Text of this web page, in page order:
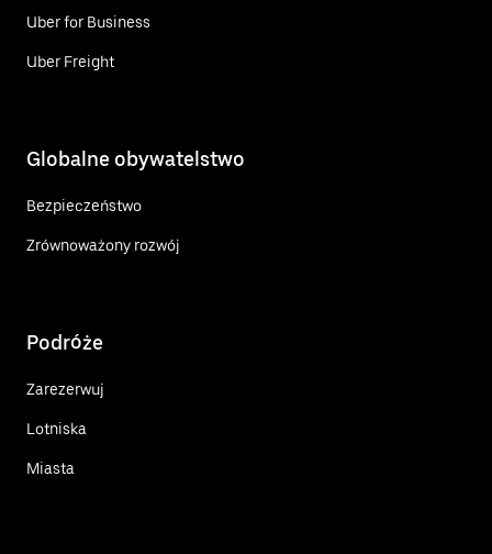
Uber for Business
Uber Freight
Globalne obywatelstwo
Bezpieczeństwo
Zrównoważony rozwój
Podróże
Zarezerwuj
Lotniska
Miasta